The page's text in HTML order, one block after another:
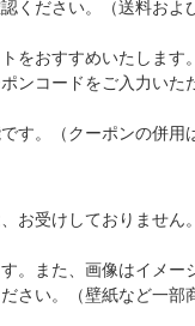
ください。（送料およ
をおすすめいたします
ンコードをご入力いた
す。（クーポンの併用
お受けしておりません
。また、画像はイメー
さい。（壁紙など一部